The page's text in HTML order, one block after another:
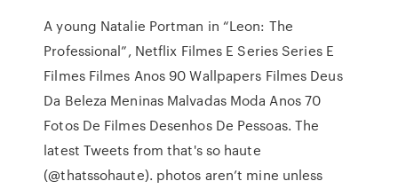
A young Natalie Portman in “Leon: The
Professional”, Netflix Filmes E Series Series E
Filmes Filmes Anos 90 Wallpapers Filmes Deus
Da Beleza Meninas Malvadas Moda Anos 70
Fotos De Filmes Desenhos De Pessoas. The
latest Tweets from that's so haute
(@thatssohaute). photos aren’t mine unless